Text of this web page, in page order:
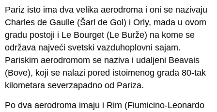
Pariz isto ima dva velika aerodroma i oni se nazivaju
Charles de Gaulle (Šarl de Gol) i Orly, mada u ovom
gradu postoji i Le Bourget (Le Burže) na kome se
održava najveći svetski vazduhoplovni sajam.
Pariskim aerodromom se naziva i udaljeni Beavais
(Bove), koji se nalazi pored istoimenog grada 80-tak
kilometara severzapadno od Pariza.
Po dva aerodroma imaju i Rim (Fiumicino-Leonardo